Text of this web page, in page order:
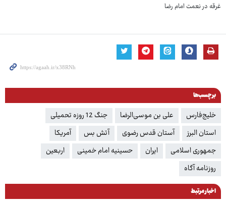
غرقه در نعمت امام رضا
برچسب‌ها
خلیج‌فارس علی بن موسی‌الرضا
جنگ 12 روزه تحمیلی
استان البرز
آستان قدس رضوی آتش بس
آمریکا
جمهوری اسلامی
ایران حسینیه امام خمینی
اربعین
روزنامه آگاه
اخبار مرتبط